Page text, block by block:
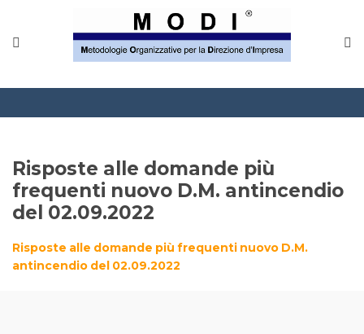
Corsi
CONTATTACI
Questionario
Risposte alle domande più
frequenti nuovo D.M. antincendio
del 02.09.2022
Risposte alle domande più frequenti nuovo D.M.
antincendio del 02.09.2022